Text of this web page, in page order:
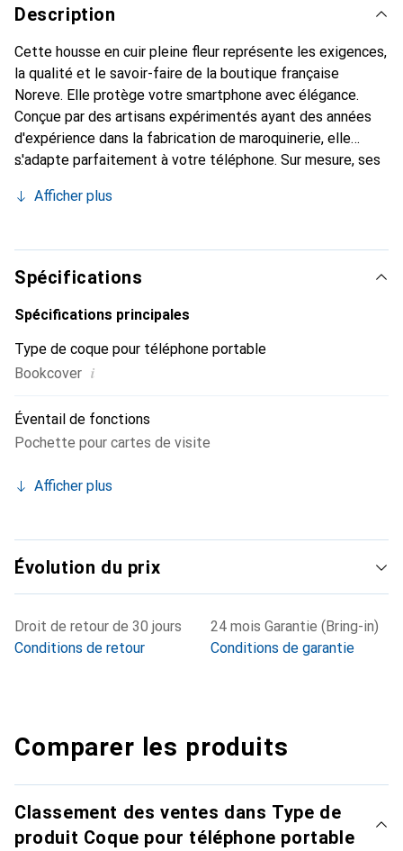
Description
Cette housse en cuir pleine fleur représente les exigences,
la qualité et le savoir-faire de la boutique française
Noreve. Elle protège votre smartphone avec élégance.
Conçue par des artisans expérimentés ayant des années
d'expérience dans la fabrication de maroquinerie, elle
s'adapte parfaitement à votre téléphone. Sur mesure, ses
seconde peau. Elle devient un accessoire chic et
l'international pour ses produits de haute qualité, la
marque Noreve est un choix fiable pour une clientèle
exigeante.
Afficher plus
Spécifications
Spécifications principales
Type de coque pour téléphone portable
Bookcover i
Éventail de fonctions
Pochette pour cartes de visite
Afficher plus
Évolution du prix
Droit de retour de 30 jours
Conditions de retour
24 mois Garantie (Bring-in)
Conditions de garantie
Comparer les produits
Classement des ventes dans Type de
produit Coque pour téléphone portable